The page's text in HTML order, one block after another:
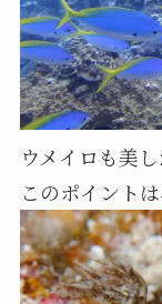
ウメイロも美し
このポイント